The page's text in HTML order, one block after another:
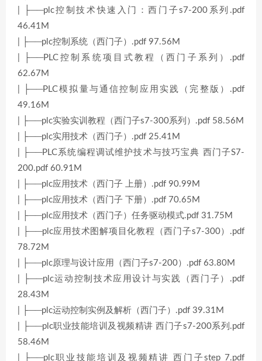
| ├──plc控制技术快速入门：西门子s7-200系列.pdf
46.41M
| ├──plc控制系统（西门子）.pdf 97.56M
| ├──PLC控制系统项目式教程（西门子系列）.pdf
62.67M
| ├──PLC模拟量与通信控制应用实践（完整版）.pdf
49.16M
| ├──plc实验实训教程（西门子s7-300系列）.pdf 58.56M
| ├──plc实用技术（西门子）.pdf 25.41M
| ├──PLC系统编程调试维护技术与技巧宝典 西门子S7-
200.pdf 60.91M
| ├──plc应用技术（西门子 上册）.pdf 90.99M
| ├──plc应用技术（西门子 下册）.pdf 70.65M
| ├──plc应用技术（西门子）任务驱动模式.pdf 31.75M
| ├──plc应用技术图解项目化教程（西门子s7-300）.pdf
78.72M
| ├──plc原理与设计应用（西门子s7-200）.pdf 63.80M
| ├──plc运动控制技术应用设计与实践（西门子）.pdf
28.43M
| ├──plc运动控制实例及解析（西门子）.pdf 39.31M
| ├──plc职业技能培训及视频精讲 西门子s7-200系列.pdf
58.46M
| ├──plc职业技能培训及视频精讲 西门子step 7.pdf